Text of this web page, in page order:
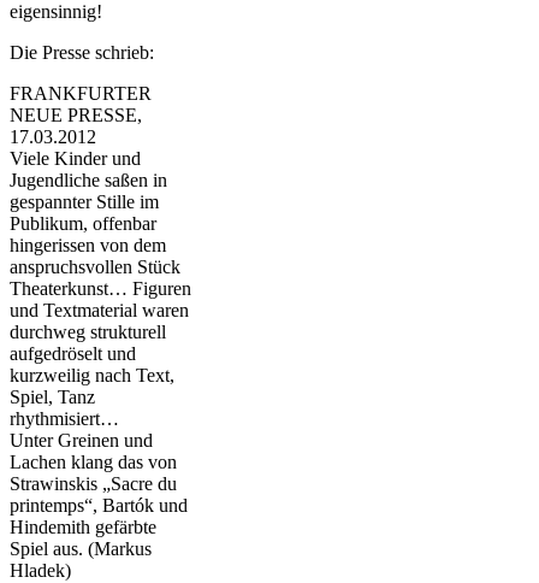
eigensinnig!
Die Presse schrieb:
FRANKFURTER
NEUE PRESSE,
17.03.2012
Viele Kinder und
Jugendliche saßen in
gespannter Stille im
Publikum, offenbar
hingerissen von dem
anspruchsvollen Stück
Theaterkunst… Figuren
und Textmaterial waren
durchweg strukturell
aufgedröselt und
kurzweilig nach Text,
Spiel, Tanz
rhythmisiert…
Unter Greinen und
Lachen klang das von
Strawinskis „Sacre du
printemps“, Bartók und
Hindemith gefärbte
Spiel aus. (Markus
Hladek)